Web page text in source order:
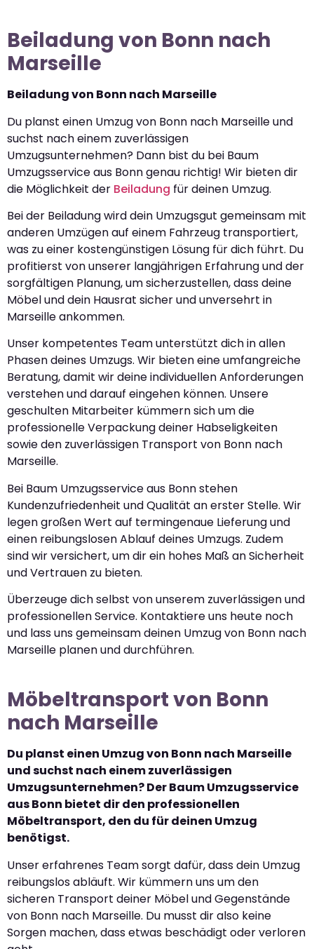
Beiladung von Bonn nach
Marseille
Beiladung von Bonn nach Marseille
Du planst einen Umzug von Bonn nach Marseille und
suchst nach einem zuverlässigen
Umzugsunternehmen? Dann bist du bei Baum
Umzugsservice aus Bonn genau richtig! Wir bieten dir
die Möglichkeit der Beiladung für deinen Umzug.
Bei der Beiladung wird dein Umzugsgut gemeinsam mit
anderen Umzügen auf einem Fahrzeug transportiert,
was zu einer kostengünstigen Lösung für dich führt. Du
profitierst von unserer langjährigen Erfahrung und der
sorgfältigen Planung, um sicherzustellen, dass deine
Möbel und dein Hausrat sicher und unversehrt in
Marseille ankommen.
Unser kompetentes Team unterstützt dich in allen
Phasen deines Umzugs. Wir bieten eine umfangreiche
Beratung, damit wir deine individuellen Anforderungen
verstehen und darauf eingehen können. Unsere
geschulten Mitarbeiter kümmern sich um die
professionelle Verpackung deiner Habseligkeiten
sowie den zuverlässigen Transport von Bonn nach
Marseille.
Bei Baum Umzugsservice aus Bonn stehen
Kundenzufriedenheit und Qualität an erster Stelle. Wir
legen großen Wert auf termingenaue Lieferung und
einen reibungslosen Ablauf deines Umzugs. Zudem
sind wir versichert, um dir ein hohes Maß an Sicherheit
und Vertrauen zu bieten.
Überzeuge dich selbst von unserem zuverlässigen und
professionellen Service. Kontaktiere uns heute noch
und lass uns gemeinsam deinen Umzug von Bonn nach
Marseille planen und durchführen.
Möbeltransport von Bonn
nach Marseille
Du planst einen Umzug von Bonn nach Marseille
und suchst nach einem zuverlässigen
Umzugsunternehmen? Der Baum Umzugsservice
aus Bonn bietet dir den professionellen
Möbeltransport, den du für deinen Umzug
benötigst.
Unser erfahrenes Team sorgt dafür, dass dein Umzug
reibungslos abläuft. Wir kümmern uns um den
sicheren Transport deiner Möbel und Gegenstände
von Bonn nach Marseille. Du musst dir also keine
Sorgen machen, dass etwas beschädigt oder verloren